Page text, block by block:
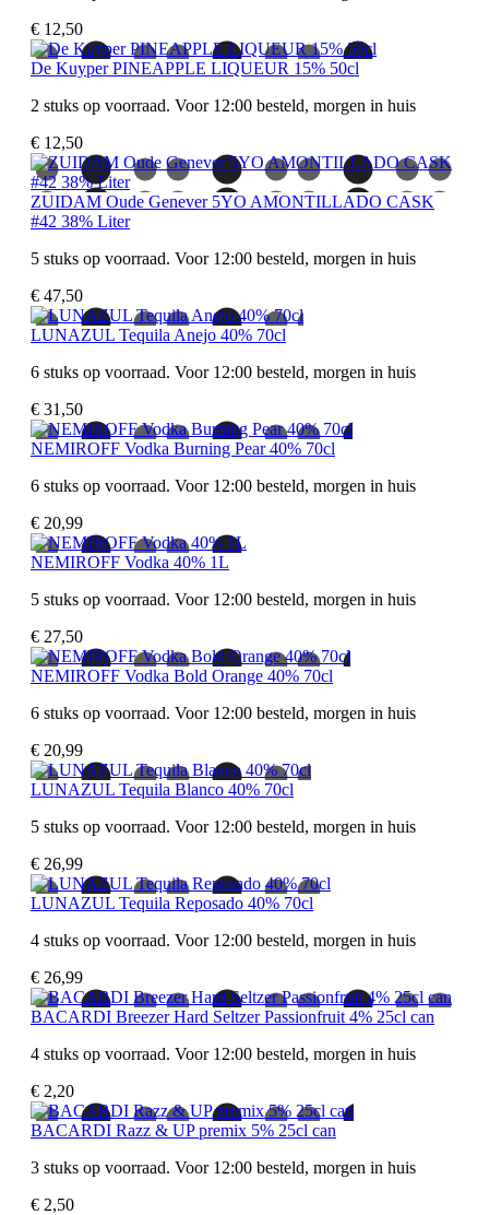
€ 12,50
De Kuyper PINEAPPLE LIQUEUR 15% 50cl
2 stuks op voorraad. Voor 12:00 besteld, morgen in huis
€ 12,50
ZUIDAM Oude Genever 5YO AMONTILLADO CASK
#42 38% Liter
5 stuks op voorraad. Voor 12:00 besteld, morgen in huis
€ 47,50
LUNAZUL Tequila Anejo 40% 70cl
6 stuks op voorraad. Voor 12:00 besteld, morgen in huis
€ 31,50
NEMIROFF Vodka Burning Pear 40% 70cl
6 stuks op voorraad. Voor 12:00 besteld, morgen in huis
€ 20,99
NEMIROFF Vodka 40% 1L
5 stuks op voorraad. Voor 12:00 besteld, morgen in huis
€ 27,50
NEMIROFF Vodka Bold Orange 40% 70cl
6 stuks op voorraad. Voor 12:00 besteld, morgen in huis
€ 20,99
LUNAZUL Tequila Blanco 40% 70cl
5 stuks op voorraad. Voor 12:00 besteld, morgen in huis
€ 26,99
LUNAZUL Tequila Reposado 40% 70cl
4 stuks op voorraad. Voor 12:00 besteld, morgen in huis
€ 26,99
BACARDI Breezer Hard Seltzer Passionfruit 4% 25cl can
4 stuks op voorraad. Voor 12:00 besteld, morgen in huis
€ 2,20
BACARDI Razz & UP premix 5% 25cl can
3 stuks op voorraad. Voor 12:00 besteld, morgen in huis
€ 2,50